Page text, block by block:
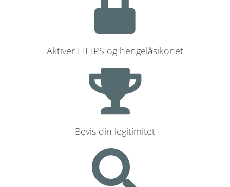
Aktiver HTTPS og hengelåsikonet
Bevis din legitimitet